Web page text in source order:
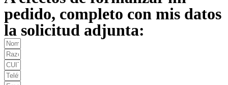
pedido, completo con mis datos
la solicitud adjunta: